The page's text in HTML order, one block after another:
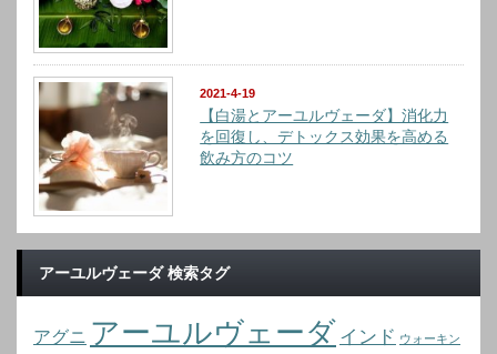
2021-4-19
【白湯とアーユルヴェーダ】消化力
を回復し、デトックス効果を高める
飲み方のコツ
アーユルヴェーダ 検索タグ
アグニ アーユルヴェーダ インド ウォーキン